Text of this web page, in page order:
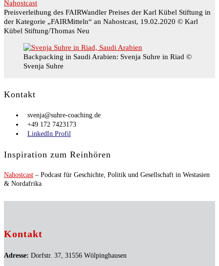
Preisverleihung des FAIRWandler Preises der Karl Kübel Stiftung in
der Kategorie „FAIRMitteln“ an Nahostcast, 19.02.2020 © Karl
Kübel Stiftung/Thomas Neu
Backpacking in Saudi Arabien: Svenja Suhre in Riad ©
Svenja Suhre
Kontakt
svenja@suhre-coaching.de
+49 172 7423173
LinkedIn Profil
Inspiration zum Reinhören
Nahostcast – Podcast für Geschichte, Politik und Gesellschaft in Westasien
& Nordafrika
Kontakt
Adresse: Dorfstr. 37, 31556 Wölpinghausen